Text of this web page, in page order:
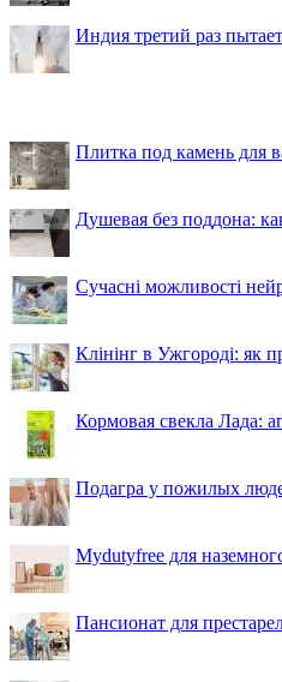
Индия третий раз
Плитка под камень для
Душевая без поддона:
Сучасні можливості
Клінінг в Ужгороді: як
Кормовая свекла Лада:
Подагра у пожилых
Mydutyfree для
Пансионат для